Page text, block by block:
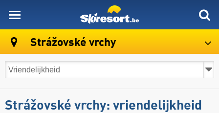
Strážovské vrchy
Strážovské vrchy: vriendelijkheid